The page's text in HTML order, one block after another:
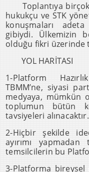
Toplantıya
hukukçu ve STK
konuşmaları
gibiydi. Ülkemizin
olduğu fikri üzerinde
YOL HARİTASI
1-Platform
TBMM’ne, siyasi
medyaya, mümkün
toplumun bütün
tavsiyeleri alınacaktır.
2-Hiçbir şekilde
ayırımı
temsilcilerin bu
3-Platforma bireysel